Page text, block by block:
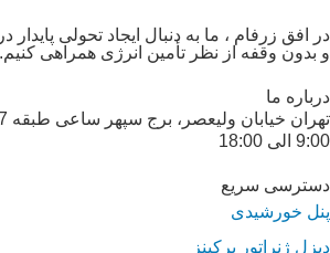
در افق زرفام ، ما به دنبال ایجاد تحولی
و بدون وقفه از نظر تأمین انرژی همراهی کنیم.
درباره ما
تهران خیابان ولیعصر، برج سپهر ساعی طبقه 7
9:00 الی 18:00
دسترسی سریع
پنل خورشیدی
دیزل ژنراتور پرکینز